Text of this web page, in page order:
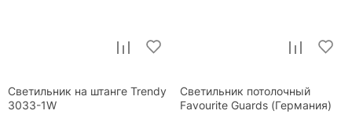
Светильник на штанге Trendy
3033-1W
Светильник потолочный
Favourite Guards (Германия)